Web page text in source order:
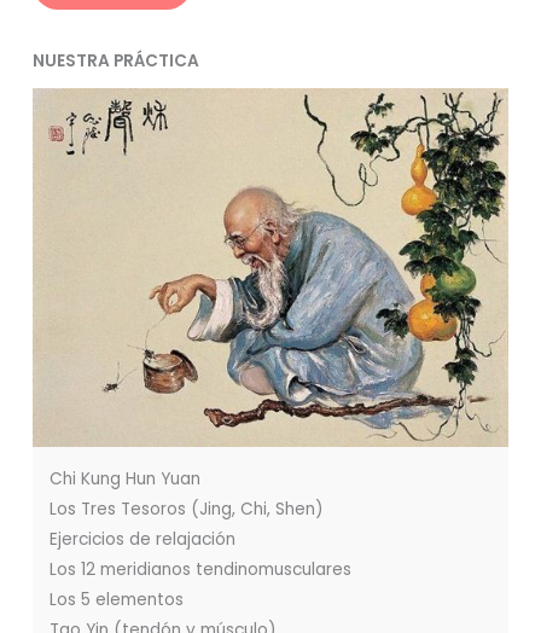
NUESTRA PRÁCTICA
Chi Kung Hun Yuan
Los Tres Tesoros (Jing, Chi, Shen)
Ejercicios de relajación
Los 12 meridianos tendinomusculares
Los 5 elementos